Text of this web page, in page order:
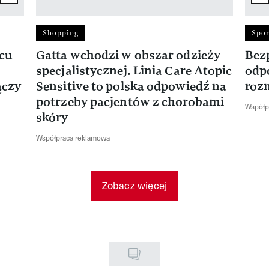
Shopping
Gatta wchodzi w obszar odzieży
specjalistycznej. Linia Care Atopic
Sensitive to polska odpowiedź na
potrzeby pacjentów z chorobami
skóry
Współpraca reklamowa
Zobacz więcej